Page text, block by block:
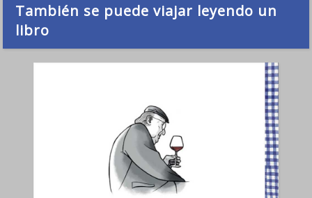
También se puede viajar leyendo un
libro